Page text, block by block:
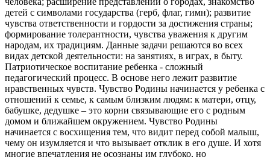
детей с символами государства (герб, флаг, гимн); развитие
чувства ответственности и гордости за достижения страны;
формирование толерантности, чувства уважения к другим
народам, их традициям. Данные задачи решаются во всех
видах детской деятельности: на занятиях, в играх, в быту.
Патриотическое воспитание ребенка - сложный
педагогический процесс. В основе него лежит развитие
нравственных чувств. Чувство Родины начинается у ребенка с
отношений к семье, к самым близким людям: к матери, отцу,
бабушке, дедушке – это корни связывающие его с родным
домом и ближайшем окружением. Чувство Родины
начинается с восхищения тем, что видит перед собой малыш,
чему он изумляется и что вызывает отклик в его душе. И хотя
многие впечатления не осознаны им глубоко, но